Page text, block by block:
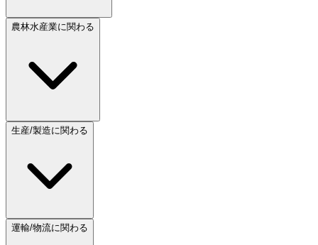
農林水産業に関わる
生産/製造に関わる
運輸/物流に関わる